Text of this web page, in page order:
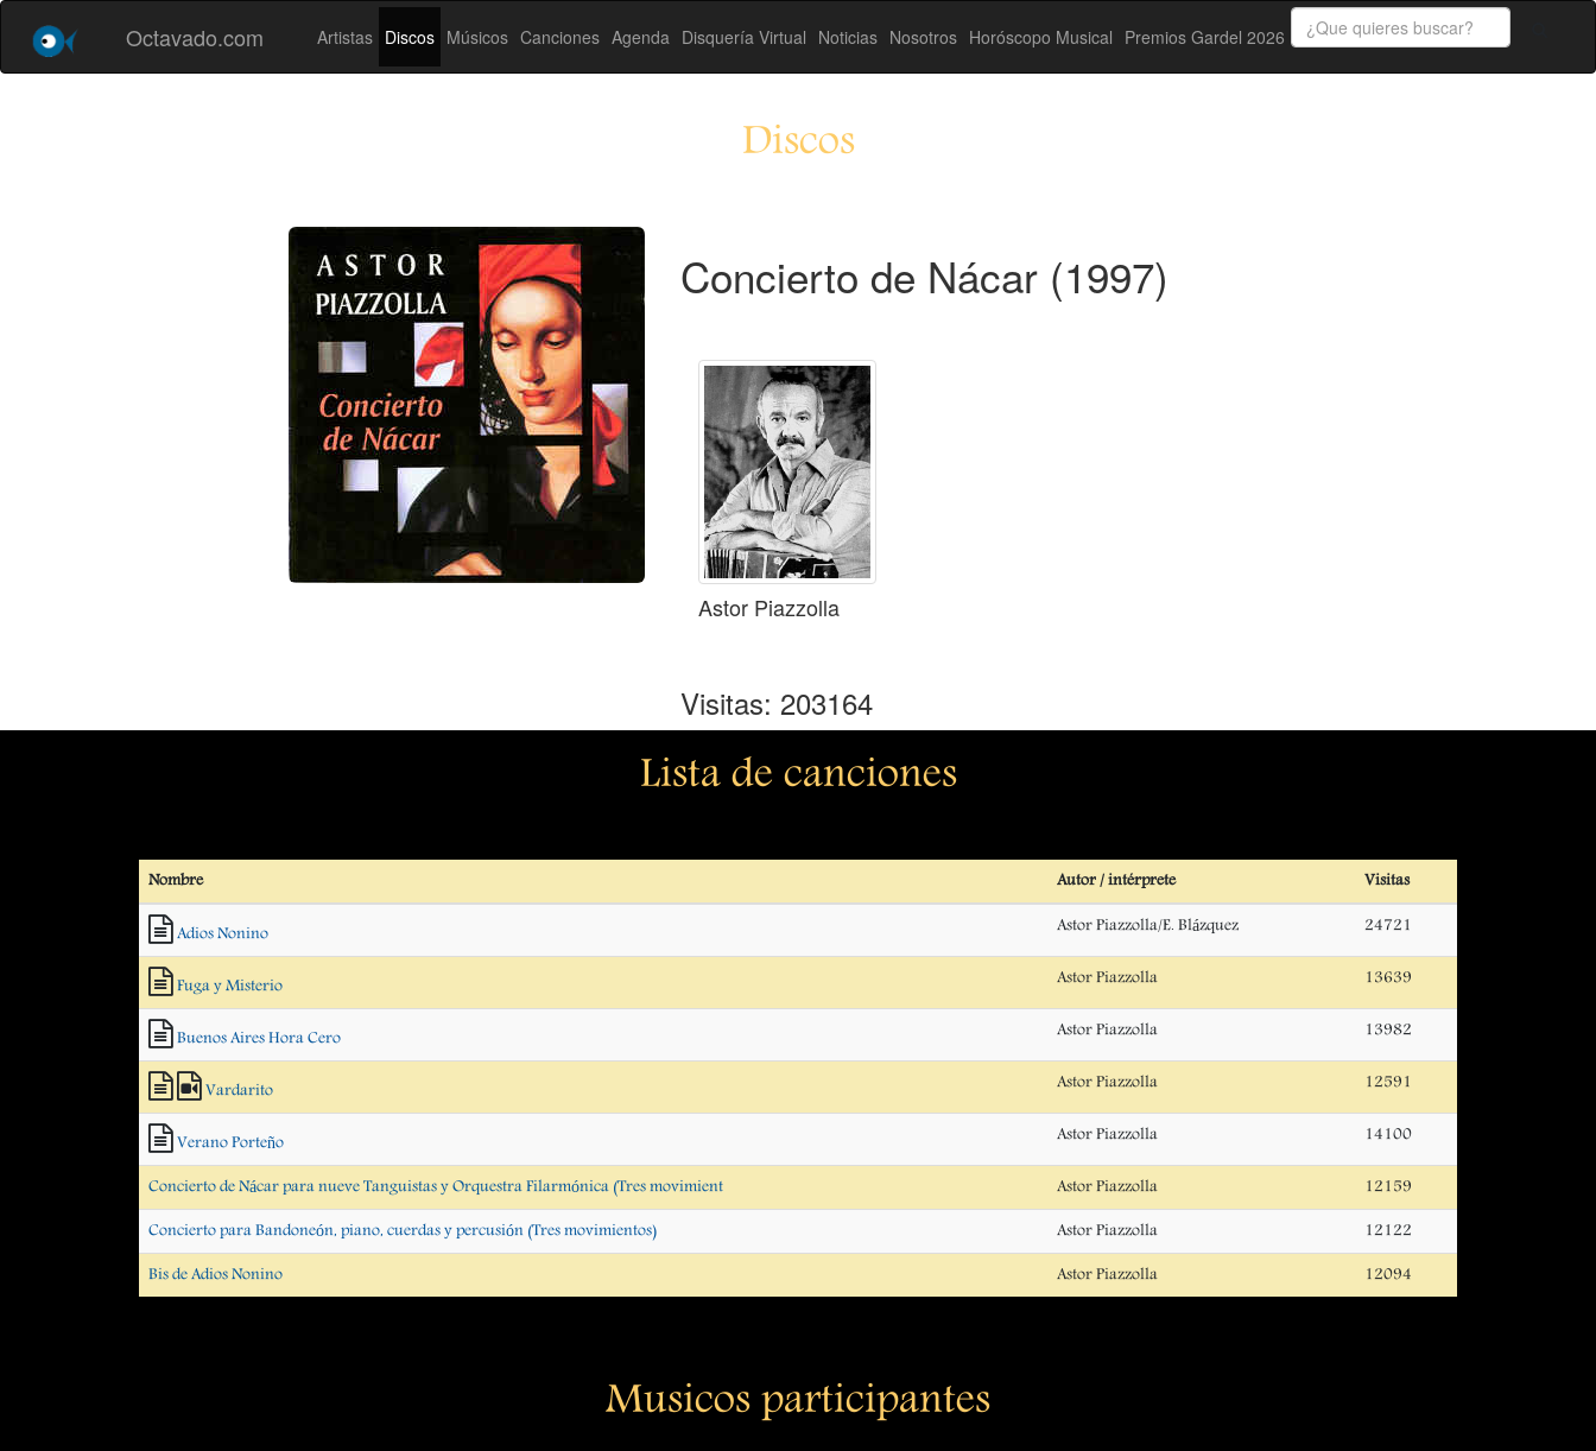
Octavado.com Artistas Discos Músicos Canciones Agenda Disquería Virtual Noticias Nosotros Horóscopo Musical Premios Gardel 2026
Discos
Concierto de Nácar (1997)
Astor Piazzolla
Visitas: 203164
Lista de canciones
Nombre Autor / intérprete Visitas
Adios Nonino Astor Piazzolla/E. Blázquez 24721
Fuga y Misterio Astor Piazzolla 13639
Buenos Aires Hora Cero Astor Piazzolla 13982
Vardarito Astor Piazzolla 12591
Verano Porteño Astor Piazzolla 14100
Concierto de Nácar para nueve Tanguistas y Orquestra Filarmónica (Tres movimient Astor Piazzolla 12159
Concierto para Bandoneón, piano, cuerdas y percusión (Tres movimientos) Astor Piazzolla 12122
Bis de Adios Nonino Astor Piazzolla 12094
Musicos participantes